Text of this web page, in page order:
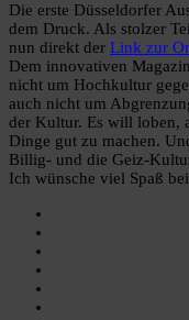
Die erste Düsseldorfer
dem Druck. Als stolzer
nun direkt der Link zur
Dem innovativen
nicht um Hochkultur
auch nicht um
der Kultur. Es will loben,
Dinge gut zu machen.
Billig- und die Geiz-
Ich wünsche viel Spaß